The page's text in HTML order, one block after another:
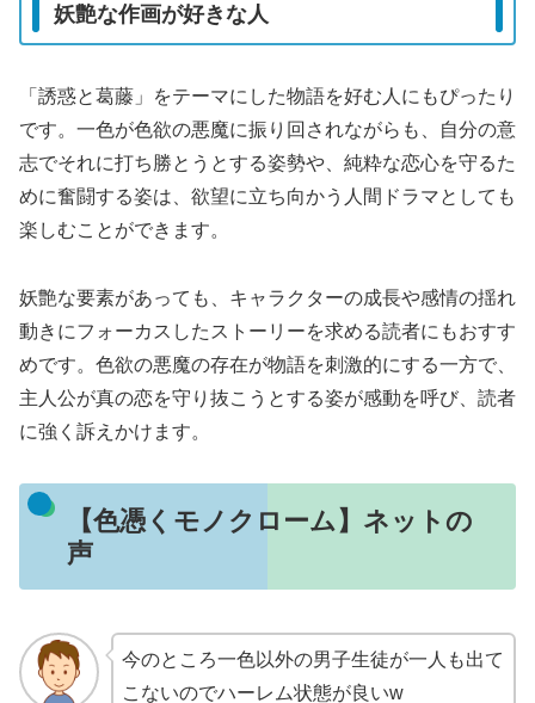
妖艶な作画が好きな人
「誘惑と葛藤」をテーマにした物語を好む人にもぴったり
です。一色が色欲の悪魔に振り回されながらも、自分の意
志でそれに打ち勝とうとする姿勢や、純粋な恋心を守るた
めに奮闘する姿は、欲望に立ち向かう人間ドラマとしても
楽しむことができます。
妖艶な要素があっても、キャラクターの成長や感情の揺れ
動きにフォーカスしたストーリーを求める読者にもおすす
めです。色欲の悪魔の存在が物語を刺激的にする一方で、
主人公が真の恋を守り抜こうとする姿が感動を呼び、読者
に強く訴えかけます。
【色憑くモノクローム】ネットの
声
今のところ一色以外の男子生徒が一人も出て
こないのでハーレム状態が良いw